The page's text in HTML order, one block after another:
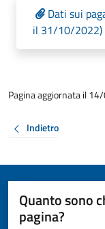
Dati sui
il 31/10/2022)
Pagina aggiornata il
Indietro
Quanto sono
pagina?